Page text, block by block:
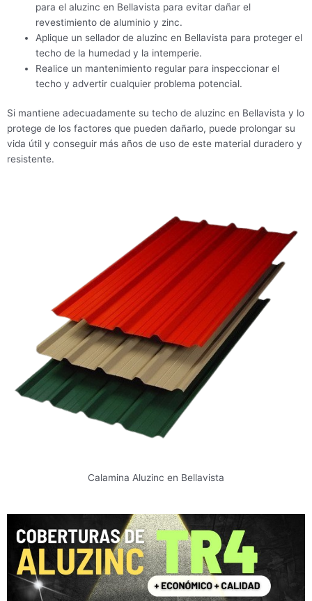
para el aluzinc en Bellavista para evitar dañar el
revestimiento de aluminio y zinc.
Aplique un sellador de aluzinc en Bellavista para proteger el
techo de la humedad y la intemperie.
Realice un mantenimiento regular para inspeccionar el
techo y advertir cualquier problema potencial.
Si mantiene adecuadamente su techo de aluzinc en Bellavista y lo
protege de los factores que pueden dañarlo, puede prolongar su
vida útil y conseguir más años de uso de este material duradero y
resistente.
Calamina Aluzinc en Bellavista